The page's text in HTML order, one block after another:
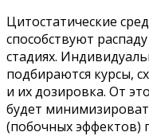
Цитостатические
способствуют
стадиях.
подбираются курсы,
и их дозировка. От
будет
(побочных эффектов)